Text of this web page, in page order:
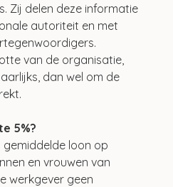
Zij delen deze informatie
autoriteit en met
van de organisatie,
dan wel om de
5%?
gemiddelde loon op
en vrouwen van
werkgever geen